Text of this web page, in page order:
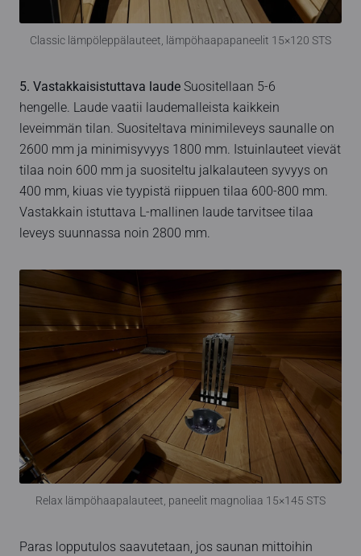
Classic lämpöleppälauteet, lämpöhaapapaneelit 15×120 STS
5. Vastakkaisistuttava laude Suositellaan 5-6
hengelle. Laude vaatii laudemalleista kaikkein
leveimmän tilan. Suositeltava minimileveys saunalle on
2600 mm ja minimisyvyys 1800 mm. Istuinlauteet vievät
tilaa noin 600 mm ja suositeltu jalkalauteen syvyys on
400 mm, kiuas vie tyypistä riippuen tilaa 600-800 mm.
Vastakkain istuttava L-mallinen laude tarvitsee tilaa
leveys suunnassa noin 2800 mm.
Relax lämpöhaapalauteet, paneelit magnoliaa 15×145 STS
Paras lopputulos saavutetaan, jos saunan mittoihin